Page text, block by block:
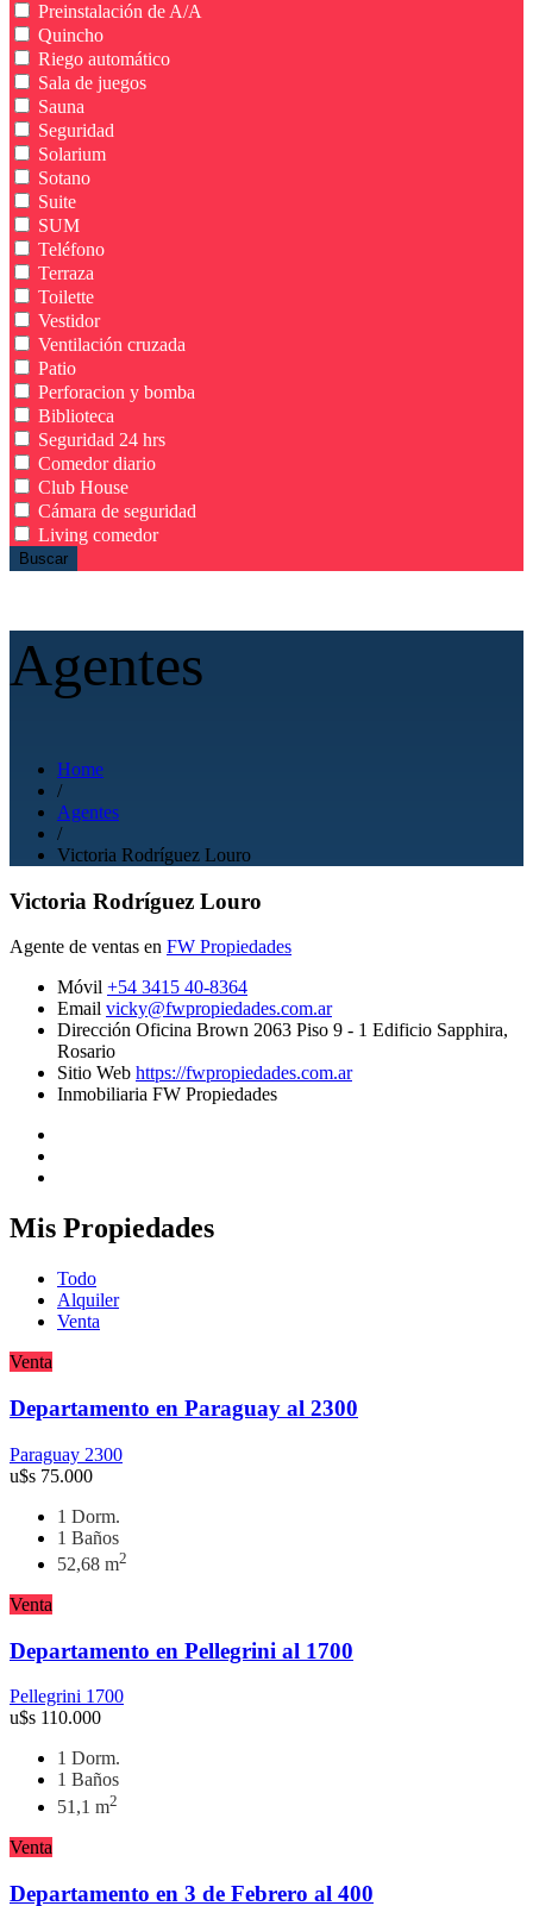
Preinstalación de A/A
Quincho
Riego automático
Sala de juegos
Sauna
Seguridad
Solarium
Sotano
Suite
SUM
Teléfono
Terraza
Toilette
Vestidor
Ventilación cruzada
Patio
Perforacion y bomba
Biblioteca
Seguridad 24 hrs
Comedor diario
Club House
Cámara de seguridad
Living comedor
Buscar
Agentes
Home
/
Agentes
/
Victoria Rodríguez Louro
Victoria Rodríguez Louro
Agente de ventas en FW Propiedades
Móvil +54 3415 40-8364
Email vicky@fwpropiedades.com.ar
Dirección Oficina Brown 2063 Piso 9 - 1 Edificio Sapphira,
Rosario
Sitio Web https://fwpropiedades.com.ar
Inmobiliaria FW Propiedades
Mis Propiedades
Todo
Alquiler
Venta
Venta
Departamento en Paraguay al 2300
Paraguay 2300
u$s 75.000
1 Dorm.
1 Baños
52,68 m2
Venta
Departamento en Pellegrini al 1700
Pellegrini 1700
u$s 110.000
1 Dorm.
1 Baños
51,1 m2
Venta
Departamento en 3 de Febrero al 400